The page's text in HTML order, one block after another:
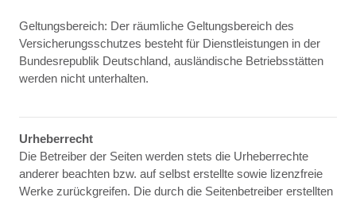
Geltungsbereich: Der räumliche Geltungsbereich des
Versicherungsschutzes besteht für Dienstleistungen in der
Bundesrepublik Deutschland, ausländische Betriebsstätten
werden nicht unterhalten.
Urheberrecht
Die Betreiber der Seiten werden stets die Urheberrechte
anderer beachten bzw. auf selbst erstellte sowie lizenzfreie
Werke zurückgreifen. Die durch die Seitenbetreiber erstellten